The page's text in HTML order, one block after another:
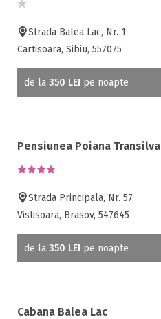
Strada Balea Lac, Nr. 1
Cartisoara, Sibiu, 557075
de la 350 LEI pe noapte
Pensiunea Poiana
Strada Principala, Nr. 57
Vistisoara, Brasov, 547645
de la 350 LEI pe noapte
Cabana Balea Lac